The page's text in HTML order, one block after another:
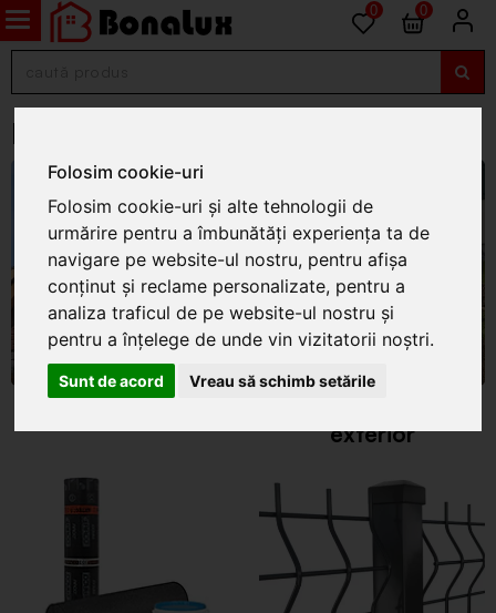
Folosim cookie-uri
Folosim cookie-uri și alte tehnologii de
urmărire pentru a îmbunătăți experiența ta de
navigare pe website-ul nostru, pentru afișa
conținut și reclame personalizate, pentru a
analiza traficul de pe website-ul nostru și
pentru a înțelege de unde vin vizitatorii noștri.
Sunt de acord Vreau să schimb setările
0 0
Materiale de constructii
Acoperisuri
exterior